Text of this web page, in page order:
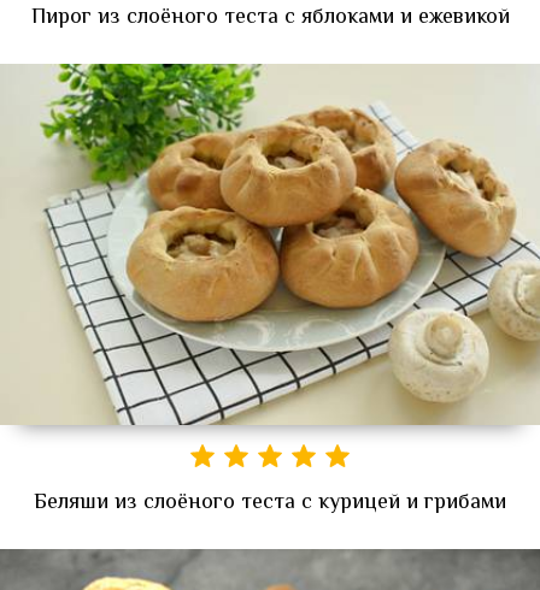
Пирог из слоёного теста с яблоками и ежевикой
Беляши из слоёного теста с курицей и грибами